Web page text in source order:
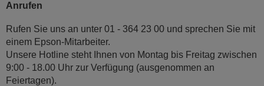
Anrufen
Rufen Sie uns an unter 01 - 364 23 00 und sprechen Sie mit
einem Epson-Mitarbeiter.
Unsere Hotline steht Ihnen von Montag bis Freitag zwischen
9:00 - 18.00 Uhr zur Verfügung (ausgenommen an
Feiertagen).